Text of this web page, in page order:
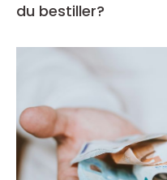
du bestiller?